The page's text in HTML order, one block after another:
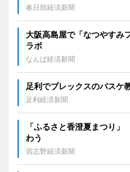
春日部経済新聞
大阪高島屋で「なつやす
ラボ
なんば経済新聞
足利でブレックスのバス
足利経済新聞
「ふるさと香澄夏まつり
わう
習志野経済新聞